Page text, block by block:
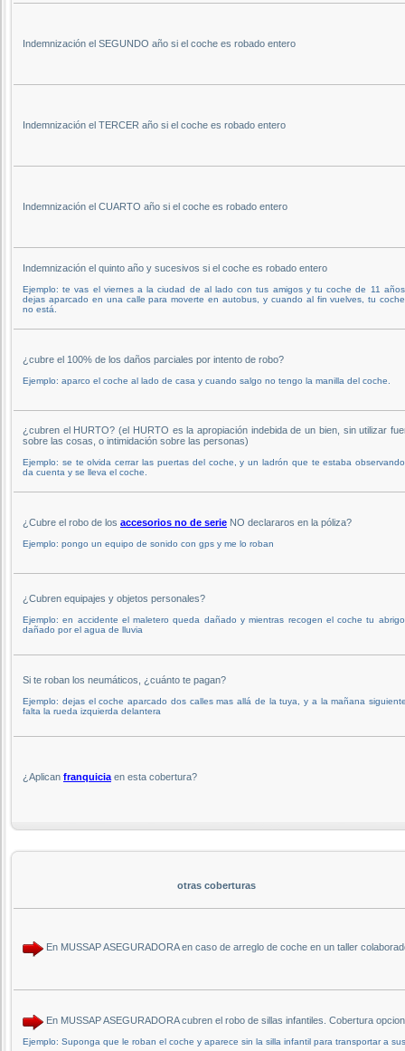
Indemnización el SEGUNDO año si el coche es robado entero
Indemnización el TERCER año si el coche es robado entero
Indemnización el CUARTO año si el coche es robado entero
Indemnización el quinto año y sucesivos si el coche es robado entero
Ejemplo: te vas el viernes a la ciudad de al lado con tus amigos y tu coche de 11
dejas aparcado en una calle para moverte en autobus, y cuando al fin vuelves, tu
no está.
¿cubre el 100% de los daños parciales por intento de robo?
Ejemplo: aparco el coche al lado de casa y cuando salgo no tengo la manilla del coche.
¿cubren el HURTO? (el HURTO es la apropiación indebida de un bien, sin utilizar
sobre las cosas, o intimidación sobre las personas)
Ejemplo: se te olvida cerrar las puertas del coche, y un ladrón que te estaba
da cuenta y se lleva el coche.
¿Cubre el robo de los accesorios no de serie NO declararos en la póliza?
Ejemplo: pongo un equipo de sonido con gps y me lo roban
¿Cubren equipajes y objetos personales?
Ejemplo: en accidente el maletero queda dañado y mientras recogen el coche tu
dañado por el agua de lluvia
Si te roban los neumáticos, ¿cuánto te pagan?
Ejemplo: dejas el coche aparcado dos calles mas allá de la tuya, y a la mañana
falta la rueda izquierda delantera
¿Aplican franquicia en esta cobertura?
otras coberturas
En MUSSAP ASEGURADORA en caso de arreglo de coche en un taller
En MUSSAP ASEGURADORA cubren el robo de sillas infantiles. Cobertura
Ejemplo: Suponga que le roban el coche y aparece sin la silla infantil para transportar a